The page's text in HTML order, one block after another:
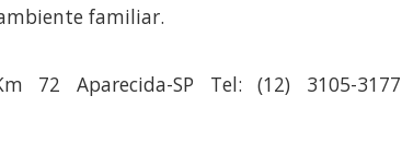
familiar.
72 Aparecida-SP Tel: (12) 3105-3177